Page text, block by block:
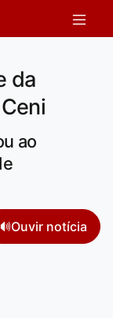
da
ao
Ouvir notícia